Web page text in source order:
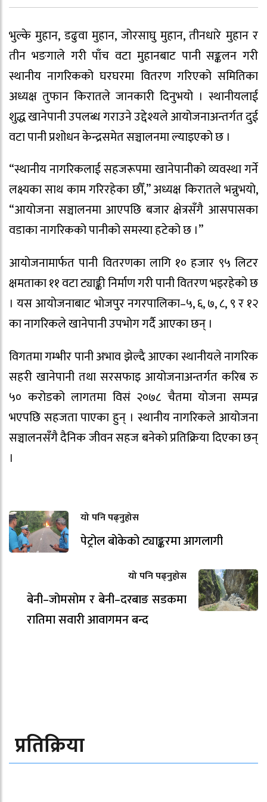
भुल्के मुहान, डढुवा मुहान, जोरसाघु मुहान, तीनधारे मुहान र
तीन भङगाले गरी पाँच वटा मुहानबाट पानी सङ्कलन गरी
स्थानीय नागरिकको घरघरमा वितरण गरिएको समितिका
अध्यक्ष तुफान किरातले जानकारी दिनुभयो । स्थानीयलाई
शुद्ध खानेपानी उपलब्ध गराउने उद्देश्यले आयोजनाअन्तर्गत दुई
वटा पानी प्रशोधन केन्द्रसमेत सञ्चालनमा ल्याइएको छ ।
“स्थानीय नागरिकलाई सहजरूपमा खानेपानीको व्यवस्था गर्ने
लक्ष्यका साथ काम गरिरहेका छौँ,” अध्यक्ष किरातले भन्नुभयो,
“आयोजना सञ्चालनमा आएपछि बजार क्षेत्रसँगै आसपासका
वडाका नागरिकको पानीको समस्या हटेको छ ।”
आयोजनामार्फत पानी वितरणका लागि १० हजार ९५ लिटर
क्षमताका ११ वटा ट्याङ्की निर्माण गरी पानी वितरण भइरहेको छ
। यस आयोजनाबाट भोजपुर नगरपालिका–५, ६, ७, ८, ९ र १२
का नागरिकले खानेपानी उपभोग गर्दै आएका छन् ।
विगतमा गम्भीर पानी अभाव झेल्दै आएका स्थानीयले नागरिक
सहरी खानेपानी तथा सरसफाइ आयोजनाअन्तर्गत करिब रु
५० करोडको लागतमा विसं २०७८ चैतमा योजना सम्पन्न
भएपछि सहजता पाएका हुन् । स्थानीय नागरिकले आयोजना
सञ्चालनसँगै दैनिक जीवन सहज बनेको प्रतिक्रिया दिएका छन्
।
यो पनि पढ्नुहोस
पेट्रोल बोकेको ट्याङ्करमा आगलागी
यो पनि पढ्नुहोस
बेनी–जोमसोम र बेनी–दरबाङ सडकमा
रातिमा सवारी आवागमन बन्द
प्रतिक्रिया